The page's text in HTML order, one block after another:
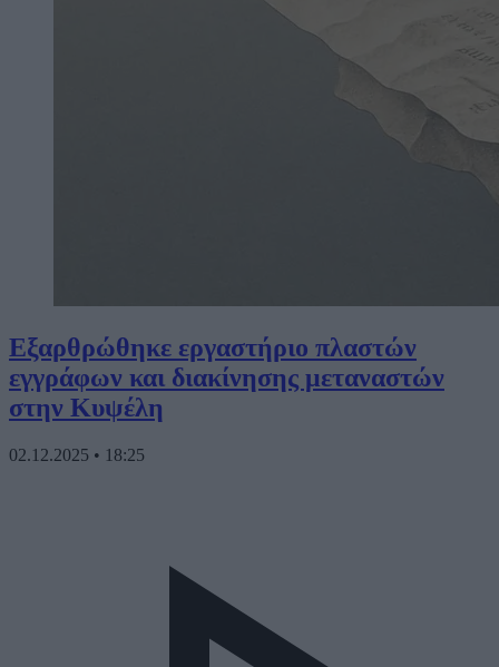
Εξαρθρώθηκε εργαστήριο πλαστών
εγγράφων και διακίνησης μεταναστών
στην Κυψέλη
02.12.2025 • 18:25